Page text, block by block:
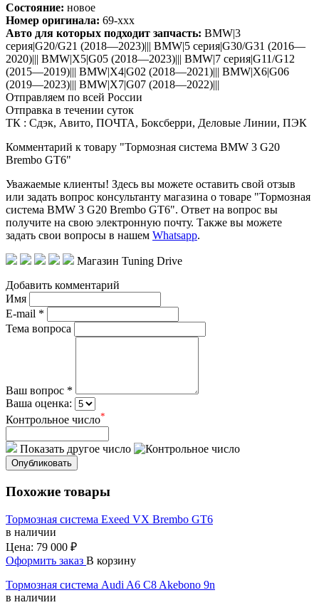
Состояние: новое
Номер оригинала: 69-xxx
Авто для которых подходит запчасть: BMW|3
серия|G20/G21 (2018—2023)||| BMW|5 серия|G30/G31 (2016—
2020)||| BMW|X5|G05 (2018—2023)||| BMW|7 серия|G11/G12
(2015—2019)||| BMW|X4|G02 (2018—2021)||| BMW|X6|G06
(2019—2023)||| BMW|X7|G07 (2018—2022)|||
Отправляем по всей России
Отправка в течении суток
ТК : Сдэк, Авито, ПОЧТА, Боксберри, Деловые Линии, ПЭК
Комментарий к товару "Тормозная система BMW 3 G20
Brembo GT6"
Уважаемые клиенты! Здесь вы можете оставить свой отзыв
или задать вопрос консультанту магазина о товаре "Тормозная
система BMW 3 G20 Brembo GT6". Ответ на вопрос вы
получите на свою электронную почту. Также вы можете
задать свои вопросы в нашем Whatsapp.
Магазин Tuning Drive
Добавить комментарий
Имя
E-mail *
Тема вопроса
Ваш вопрос *
Ваша оценка:
Контрольное число*
Показать другое число
Опубликовать
Похожие товары
Тормозная система Exeed VX Brembo GT6
в наличии
Цена: 79 000 ₽
Оформить заказ В корзину
Тормозная система Audi A6 C8 Akebono 9n
в наличии